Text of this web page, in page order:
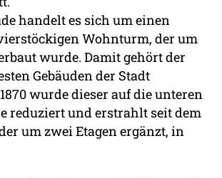
handelt es sich um einen
Wohnturm, der um
wurde. Damit gehört der
Gebäuden der Stadt
wurde dieser auf die unteren
reduziert und erstrahlt seit dem
um zwei Etagen ergänzt, in